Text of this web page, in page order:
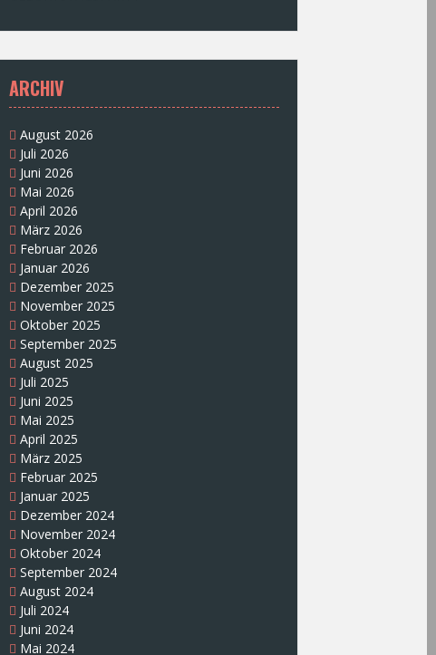
ARCHIV
August 2026
Juli 2026
Juni 2026
Mai 2026
April 2026
März 2026
Februar 2026
Januar 2026
Dezember 2025
November 2025
Oktober 2025
September 2025
August 2025
Juli 2025
Juni 2025
Mai 2025
April 2025
März 2025
Februar 2025
Januar 2025
Dezember 2024
November 2024
Oktober 2024
September 2024
August 2024
Juli 2024
Juni 2024
Mai 2024